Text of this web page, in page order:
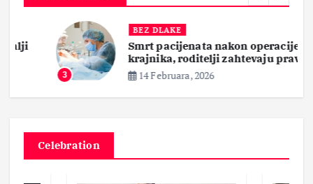
BEZ DLAKE
Smrt pacijenata nakon operacije
krajnika, roditelji zahtevaju pravdu
14 Februara, 2026
Celebration